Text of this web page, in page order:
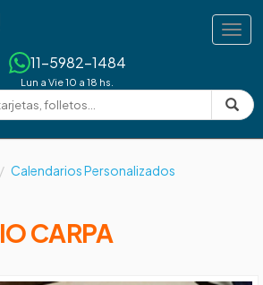
11-5982-1484
Lun a Vie 10 a 18 hs.
Calendarios Personalizados
CARPA